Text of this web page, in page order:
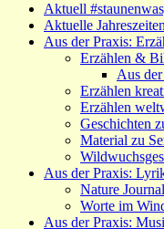
Aktuell
Aktuelle
Aus der Praxis:
Erzählen &
Aus
Erzählen
Erzählen
Geschichten
Material zu
Aus der Praxis:
Nature
Worte im
Aus der Praxis: